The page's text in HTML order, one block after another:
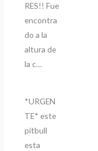
RES!! Fue
encontra
do a la
altura de
la c…
*URGEN
TE* este
pitbull
esta